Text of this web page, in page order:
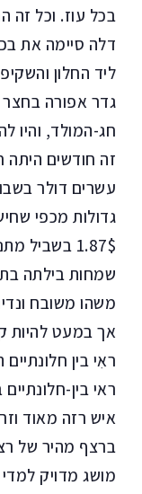
בכל עוז. וכל זה
דלה סיימה את
ליד החלון
גדר אפורה בחצר
זה חודשים היתה
עשרים דולר
גדולות מכפי
1.87$
שמחות בילתה
משהו משובח
אך במעט להיות
ראִי בין
איש רזה מאוד
ברצף מהיר של
מושג מדויק